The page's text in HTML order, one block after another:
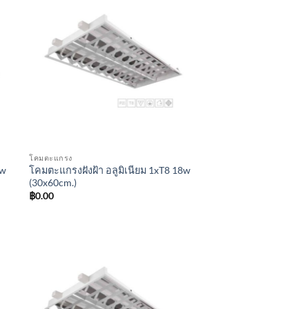
โคมตะแกรง
โคมตะแกรงฝังฝ้า อลูมิเนียม 1xT8 18w
(30x60cm.)
฿0.00